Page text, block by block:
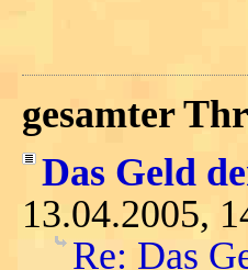
gesamter
Das Geld
13.04.2005,
Re: Das